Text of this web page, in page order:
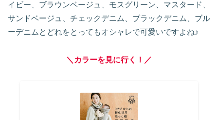
イビー、ブラウンベージュ、モスグリーン、マスタード、
サンドベージュ、チェックデニム、ブラックデニム、ブル
ーデニムとどれをとってもオシャレで可愛いですよね♪
＼カラーを見に行く！／